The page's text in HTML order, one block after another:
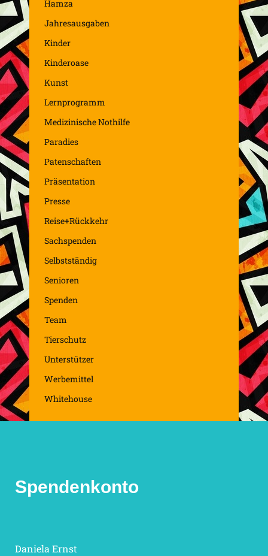
Hamza
Jahresausgaben
Kinder
Kinderoase
Kunst
Lernprogramm
Medizinische Nothilfe
Paradies
Patenschaften
Präsentation
Presse
Reise+Rückkehr
Sachspenden
Selbstständig
Senioren
Spenden
Team
Tierschutz
Unterstützer
Werbemittel
Whitehouse
Spendenkonto
Daniela Ernst